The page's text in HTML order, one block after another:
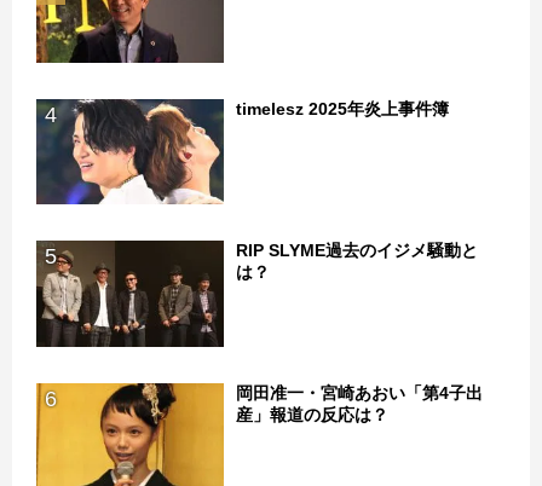
4 timelesz 2025年炎上事件簿
5
RIP SLYME過去のイジメ騒動と
は？
6
岡田准一・宮崎あおい「第4子出
産」報道の反応は？